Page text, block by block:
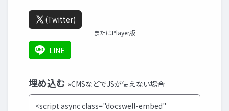
(Twitter)
またはPlayer版
LINE
埋め込む »CMSなどでJSが使えない場合